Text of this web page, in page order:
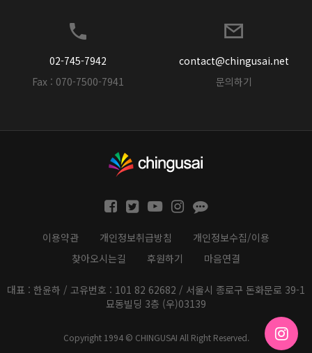
02-745-7942
Fax : 070-7500-7941
contact@chingusai.net
문의하기
이용약관 개인정보취급방침
개인정보수집/이용
찾아오시는길
후원하기 마음연결
대표 : 한윤하 / 고유번호 : 101 82 62682 / 서울시 종로구 돈화문로 39-1
묘동빌딩 3층 (우)03139
Copyright 1994 © CHINGUSAI All Right Reserved.